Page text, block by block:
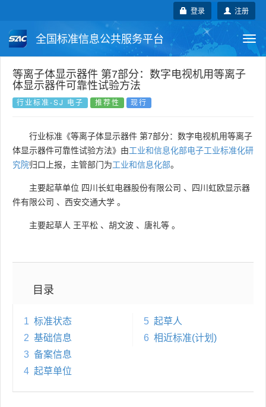
注册
登录
全国标准信息公共服务平台
国家标准 行业标准 地方标准
团体标准 企业标准
国外标准 技术委员会
等离子体显示器件 第7部分：数字电视机用等离子
体显示器件可靠性试验方法
行业标准-SJ 电子 推荐性 现行
行业标准《等离子体显示器件 第7部分：数字电视机用等离子
体显示器件可靠性试验方法》由工业和信息化部电子工业标准化研
究院归口上报，主管部门为工业和信息化部。
主要起草单位 四川长虹电器股份有限公司 、
四川虹欧显示器
件有限公司 、 西安交通大学 。
主要起草人 王平松 、 胡文波 、 唐礼等 。
目录
1 标准状态
2 基础信息
3 备案信息
4 起草单位
5 起草人
6 相近标准(计划)